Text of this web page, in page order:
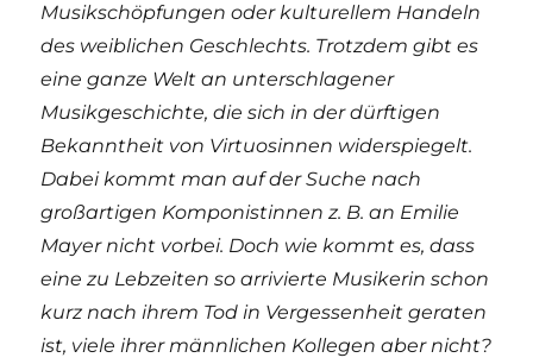
Musikschöpfungen oder kulturellem Handeln
des weiblichen Geschlechts. Trotzdem gibt es
eine ganze Welt an unterschlagener
Musikgeschichte, die sich in der dürftigen
Bekanntheit von Virtuosinnen widerspiegelt.
Dabei kommt man auf der Suche nach
großartigen Komponistinnen z. B. an Emilie
Mayer nicht vorbei. Doch wie kommt es, dass
eine zu Lebzeiten so arrivierte Musikerin schon
kurz nach ihrem Tod in Vergessenheit geraten
ist, viele ihrer männlichen Kollegen aber nicht?